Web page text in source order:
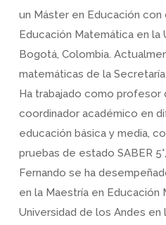
un Máster en Educación
Educación Matemática en la
Bogotá, Colombia.
matemáticas de la
Ha trabajado como profesor
coordinador académico en
educación básica y media,
pruebas de estado SABER 5°,
Fernando se ha
en la Maestría en Educación
Universidad de los Andes en